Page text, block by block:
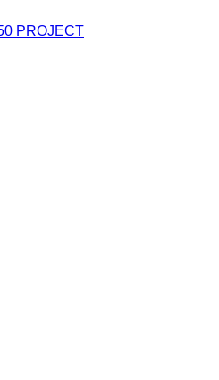
PROJECT